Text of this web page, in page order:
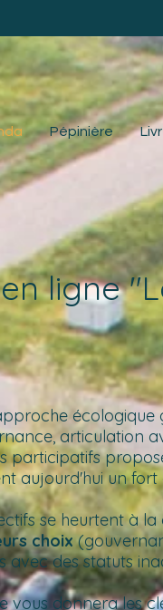
Pépinière
ligne
articulation
participatifs
aujourd'hui un
se heurtent à
choix
avec des statuts
vous donnera les